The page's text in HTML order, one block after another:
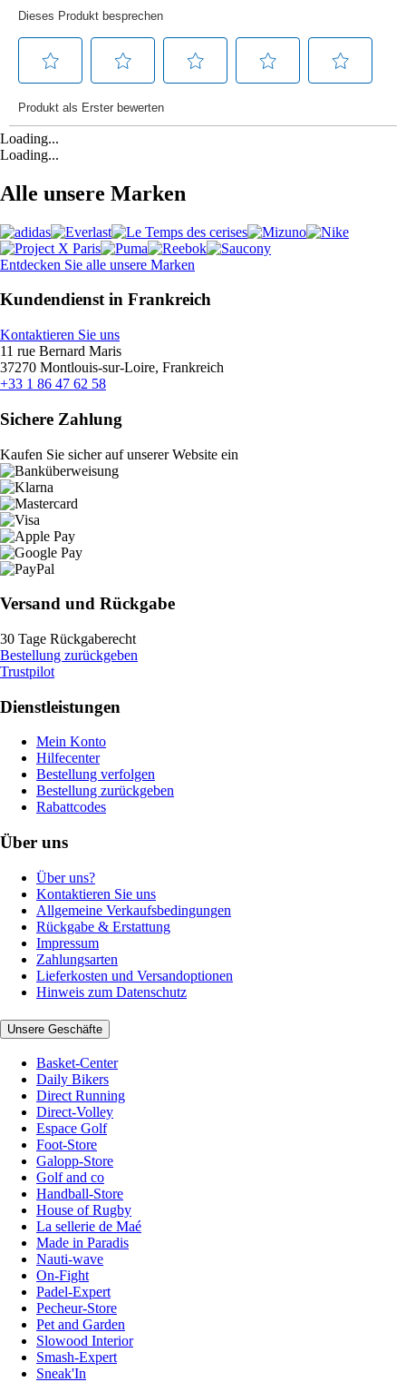
Loading...
Loading...
Alle unsere Marken
Entdecken Sie alle unsere Marken
Kundendienst in Frankreich
Kontaktieren Sie uns
11 rue Bernard Maris
37270 Montlouis-sur-Loire, Frankreich
+33 1 86 47 62 58
Sichere Zahlung
Kaufen Sie sicher auf unserer Website ein
Versand und Rückgabe
30 Tage Rückgaberecht
Bestellung zurückgeben
Trustpilot
Dienstleistungen
Mein Konto
Hilfecenter
Bestellung verfolgen
Bestellung zurückgeben
Rabattcodes
Über uns
Über uns?
Kontaktieren Sie uns
Allgemeine Verkaufsbedingungen
Rückgabe & Erstattung
Impressum
Zahlungsarten
Lieferkosten und Versandoptionen
Hinweis zum Datenschutz
Unsere Geschäfte
Basket-Center
Daily Bikers
Direct Running
Direct-Volley
Espace Golf
Foot-Store
Galopp-Store
Golf and co
Handball-Store
House of Rugby
La sellerie de Maé
Made in Paradis
Nauti-wave
On-Fight
Padel-Expert
Pecheur-Store
Pet and Garden
Slowood Interior
Smash-Expert
Sneak'In